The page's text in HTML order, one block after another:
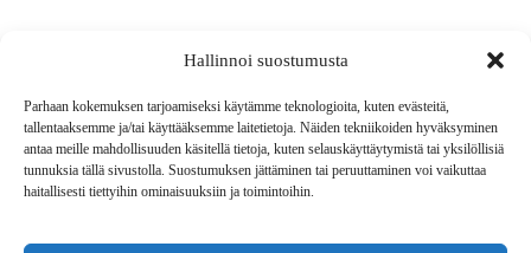
Hallinnoi suostumusta
Parhaan kokemuksen tarjoamiseksi käytämme teknologioita, kuten evästeitä,
tallentaaksemme ja/tai käyttääksemme laitetietoja. Näiden tekniikoiden hyväksyminen
antaa meille mahdollisuuden käsitellä tietoja, kuten selauskäyttäytymistä tai yksilöllisiä
tunnuksia tällä sivustolla. Suostumuksen jättäminen tai peruuttaminen voi vaikuttaa
haitallisesti tiettyihin ominaisuuksiin ja toimintoihin.
Maksutavat
Vaihto ja palautus
Reklamaatiot
Tietoa